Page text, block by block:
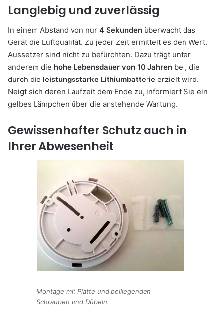
Langlebig und zuverlässig
In einem Abstand von nur 4 Sekunden überwacht das
Gerät die Luftqualität. Zu jeder Zeit ermittelt es den Wert.
Aussetzer sind nicht zu befürchten. Dazu trägt unter
anderem die hohe Lebensdauer von 10 Jahren bei, die
durch die leistungsstarke Lithiumbatterie erzielt wird.
Neigt sich deren Laufzeit dem Ende zu, informiert Sie ein
gelbes Lämpchen über die anstehende Wartung.
Gewissenhafter Schutz auch in
Ihrer Abwesenheit
Montage mit Platte und beiliegenden
Schrauben und Dübeln